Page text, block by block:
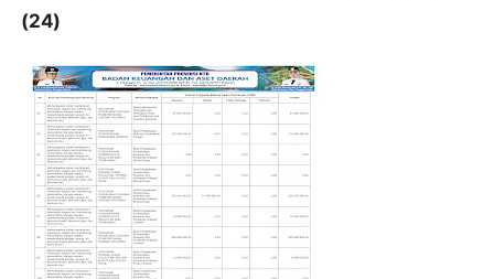
(24)